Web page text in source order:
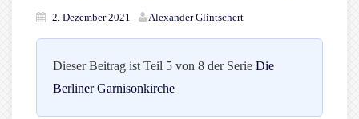
2. Dezember 2021 Alexander Glintschert
Dieser Beitrag ist Teil 5 von 8 der Serie Die
Berliner Garnisonkirche